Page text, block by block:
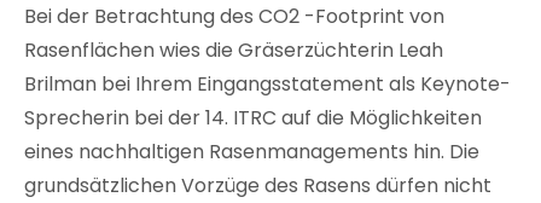
Bei der Betrachtung des CO2 -Footprint von
Rasenflächen wies die Gräserzüchterin Leah
Brilman bei Ihrem Eingangsstatement als Keynote-
Sprecherin bei der 14. ITRC auf die Möglichkeiten
eines nachhaltigen Rasenmanagements hin. Die
grundsätzlichen Vorzüge des Rasens dürfen nicht